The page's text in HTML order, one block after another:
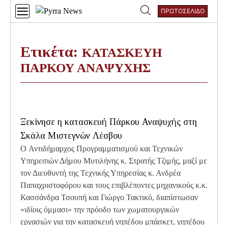
Αναζήτηση
ΠΡΩΤΟΣΕΛΙΔΟ
Ετικέτα: ΚΑΤΑΣΚΕΥΗ
ΠΑΡΚΟΥ ΑΝΑΨΥΧΗΣ
Ξεκίνησε η κατασκευή Πάρκου Αναψυχής στη
Σκάλα Μιστεγνών Λέσβου
O Αντιδήμαρχος Προγραμματισμού και Τεχνικών
Υπηρεσιών Δήμου Μυτιλήνης κ. Στρατής Τζιμής, μαζί με
τον Διευθυντή της Τεχνικής Υπηρεσίας κ. Ανδρέα
Παπαχριστοφόρου και τους επιβλέποντες μηχανικούς κ.κ.
Κασσάνδρα Τσουπή και Γιώργο Τακτικό, διαπίστωσαν
«ιδίοις όμμασι» την πρόοδο των χωματουργικών
εργασιών για την κατασκευή γηπέδου μπάσκετ, γηπέδου